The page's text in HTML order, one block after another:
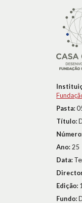
Pasta:
Título:
Ano: 25
Data:
Edição:
Fundo: